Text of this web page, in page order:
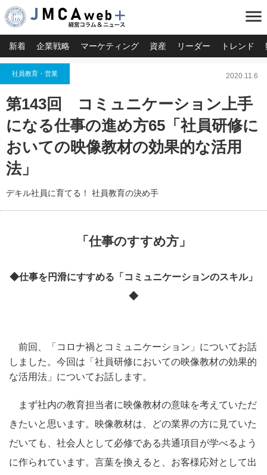
menu
新着 企業戦略 マーケティング 資産 リーダー トレンド
社員教育・営業 2020.11.6
第143回 コミュニケーション上手
になる仕事の進め方65「社員研修に
おいての映像教材の効果的な活用
法」
デキル社員に育てる！ 社員教育の決め手
「仕事のすすめ方」
◆仕事を円滑にすすめる「コミュニケーションのスキル」
◆
前回、「コロナ禍とコミュニケーション」についてお話
しました。今回は「社員研修においての映像教材の効果的
な活用法」についてお話します。
まず社内の教育担当者に映像教材の意味を考えていただ
きたいと思います。映像教材は、どの業界の方に見ていた
だいても、社会人として必修である共通項目が学べるよう
に作られています。言葉を換えると、お客様応対として出